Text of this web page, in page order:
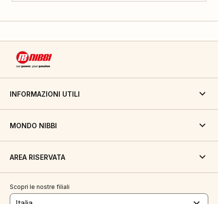
INFORMAZIONI UTILI
MONDO NIBBI
AREA RISERVATA
Scopri le nostre filiali